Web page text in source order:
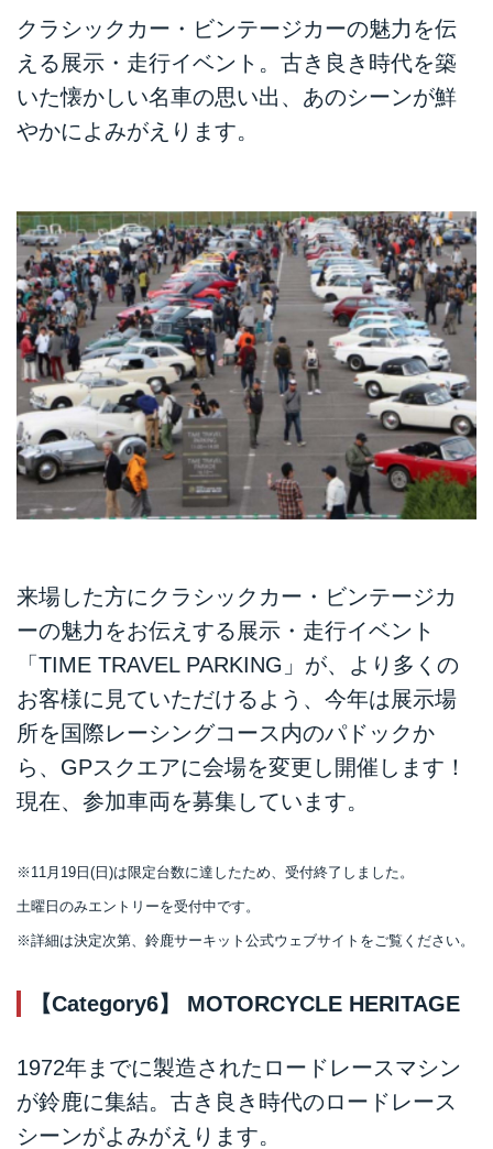
クラシックカー・ビンテージカーの魅力を伝
える展示・走行イベント。古き良き時代を築
いた懐かしい名車の思い出、あのシーンが鮮
やかによみがえります。
来場した方にクラシックカー・ビンテージカ
ーの魅力をお伝えする展示・走行イベント
「TIME TRAVEL PARKING」が、より多くの
お客様に見ていただけるよう、今年は展示場
所を国際レーシングコース内のパドックか
ら、GPスクエアに会場を変更し開催します！
現在、参加車両を募集しています。
※11月19日(日)は限定台数に達したため、受付終了しました。
土曜日のみエントリーを受付中です。
※詳細は決定次第、鈴鹿サーキット公式ウェブサイトをご覧ください。
【Category6】 MOTORCYCLE HERITAGE
1972年までに製造されたロードレースマシン
が鈴鹿に集結。古き良き時代のロードレース
シーンがよみがえります。